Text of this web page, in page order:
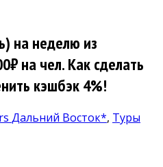
на неделю из
на чел. Как сделать
кэшбэк 4%!
Дальний Восток*, Туры